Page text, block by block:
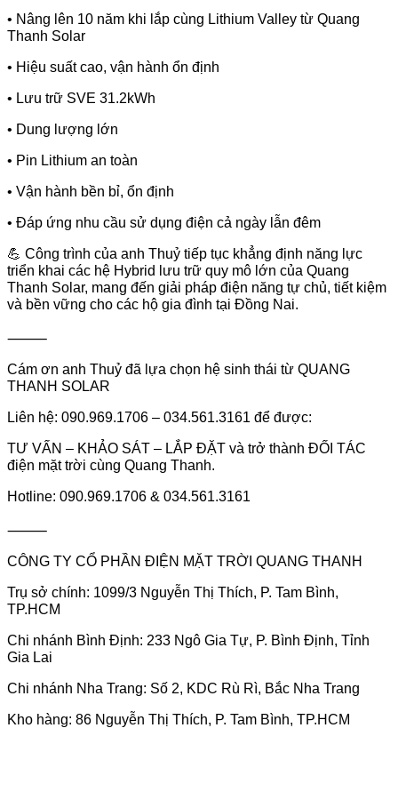
• Nâng lên 10 năm khi lắp cùng Lithium Valley từ Quang
Thanh Solar
• Hiệu suất cao, vận hành ổn định
• Lưu trữ SVE 31.2kWh
• Dung lượng lớn
• Pin Lithium an toàn
• Vận hành bền bỉ, ổn định
• Đáp ứng nhu cầu sử dụng điện cả ngày lẫn đêm
💪 Công trình của anh Thuỷ tiếp tục khẳng định năng lực
triển khai các hệ Hybrid lưu trữ quy mô lớn của Quang
Thanh Solar, mang đến giải pháp điện năng tự chủ, tiết kiệm
và bền vững cho các hộ gia đình tại Đồng Nai.
⸻
Cám ơn anh Thuỷ đã lựa chọn hệ sinh thái từ QUANG
THANH SOLAR
Liên hệ: 090.969.1706 – 034.561.3161 để được:
TƯ VẤN – KHẢO SÁT – LẮP ĐẶT và trở thành ĐỐI TÁC
điện mặt trời cùng Quang Thanh.
Hotline: 090.969.1706 & 034.561.3161
⸻
CÔNG TY CỔ PHẦN ĐIỆN MẶT TRỜI QUANG THANH
Trụ sở chính: 1099/3 Nguyễn Thị Thích, P. Tam Bình,
TP.HCM
Chi nhánh Bình Định: 233 Ngô Gia Tự, P. Bình Định, Tỉnh
Gia Lai
Chi nhánh Nha Trang: Số 2, KDC Rù Rì, Bắc Nha Trang
Kho hàng: 86 Nguyễn Thị Thích, P. Tam Bình, TP.HCM